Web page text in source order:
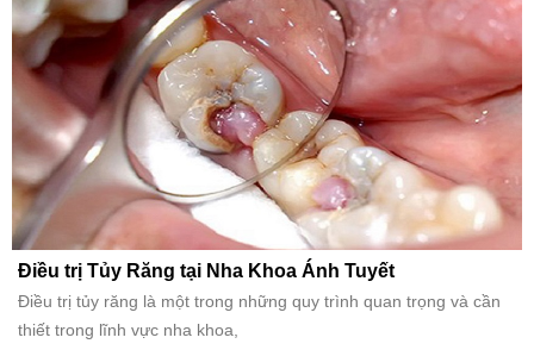
Điều trị Tủy Răng tại Nha Khoa Ánh Tuyết
Điều trị tủy răng là một trong những quy trình quan trọng và cần
thiết trong lĩnh vực nha khoa,